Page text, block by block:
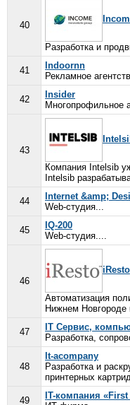
40
Разработка и
41
Indoornn
Рекламное
42
Insider
Многопрофильное
43
Компания Intelsib
Intelsib
44
Internet &amp;
Web-студия...
45
IQ-200
Web-студия....
46
Автоматизация
Нижнем Новгороде
47
IT Сервис,
Разработка,
48
It-acompany
Разработка и
принтерных
49
IT-компания